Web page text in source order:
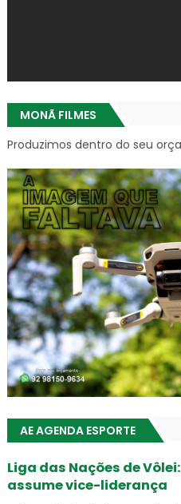
MONÃ FILMES
Produzimos dentro do seu
AE AGENDA ESPORTE
Liga das Nações de
assume vice-liderança